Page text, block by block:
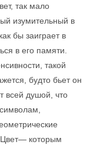
так мало
изумительный в
бы заиграет в
в его памяти.
такой
будто бьет он
всей душой, что
которым